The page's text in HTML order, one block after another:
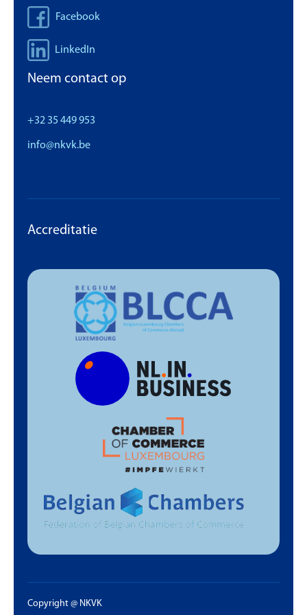
Facebook
LinkedIn
Neem contact op
+32 35 449 953
info@nkvk.be
Accreditatie
Copyright @ NKVK